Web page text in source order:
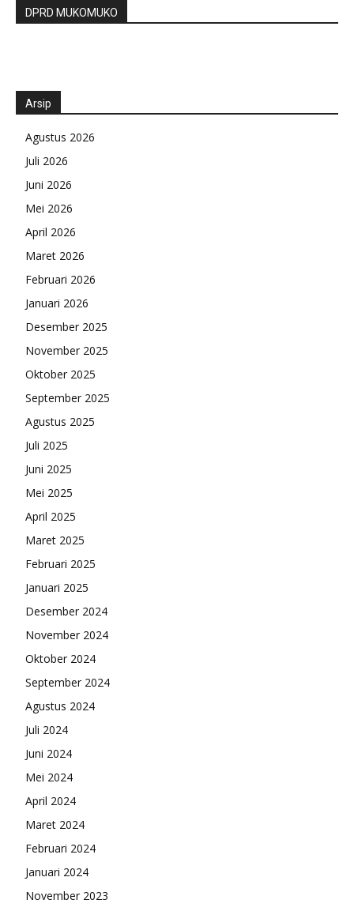
DPRD MUKOMUKO
Arsip
Agustus 2026
Juli 2026
Juni 2026
Mei 2026
April 2026
Maret 2026
Februari 2026
Januari 2026
Desember 2025
November 2025
Oktober 2025
September 2025
Agustus 2025
Juli 2025
Juni 2025
Mei 2025
April 2025
Maret 2025
Februari 2025
Januari 2025
Desember 2024
November 2024
Oktober 2024
September 2024
Agustus 2024
Juli 2024
Juni 2024
Mei 2024
April 2024
Maret 2024
Februari 2024
Januari 2024
November 2023